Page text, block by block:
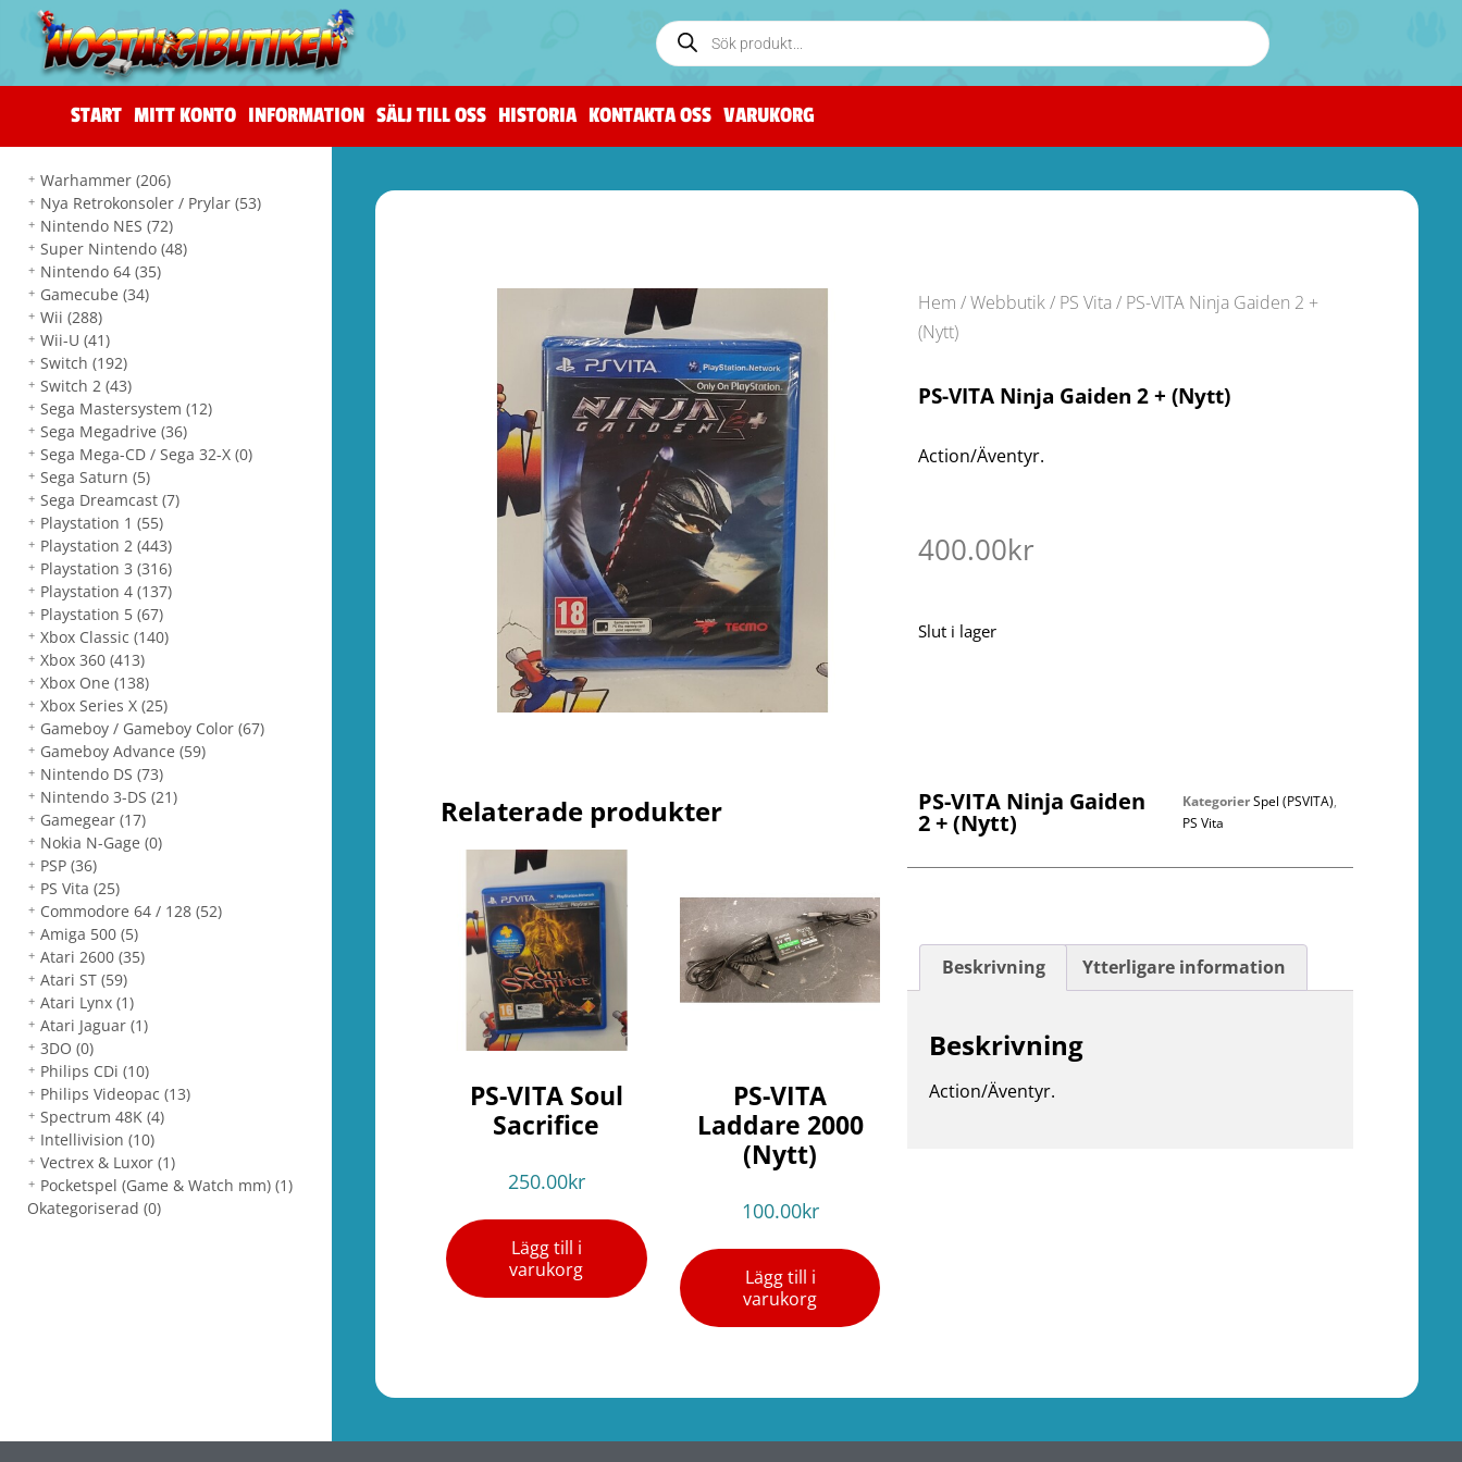
START MITT KONTO INFORMATION SÄLJ TILL OSS HISTORIA KONTAKTA OSS VARUKORG
Warhammer(206)
Nya Retrokonsoler / Prylar(53)
Nintendo NES(72)
Super Nintendo(48)
Nintendo 64(35)
Gamecube(34)
Wii(288)
Wii-U(41)
Switch(192)
Switch 2(43)
Sega Mastersystem(12)
Sega Megadrive(36)
Sega Mega-CD / Sega 32-X(0)
Sega Saturn(5)
Sega Dreamcast(7)
Playstation 1(55)
Playstation 2(443)
Playstation 3(316)
Playstation 4(137)
Playstation 5(67)
Xbox Classic(140)
Xbox 360(413)
Xbox One(138)
Xbox Series X(25)
Gameboy / Gameboy Color(67)
Gameboy Advance(59)
Nintendo DS(73)
Nintendo 3-DS(21)
Gamegear(17)
Nokia N-Gage(0)
PSP(36)
PS Vita(25)
Commodore 64 / 128(52)
Amiga 500(5)
Atari 2600(35)
Atari ST(59)
Atari Lynx(1)
Atari Jaguar(1)
3DO(0)
Philips CDi(10)
Philips Videopac(13)
Spectrum 48K(4)
Intellivision(10)
Vectrex & Luxor(1)
Pocketspel (Game & Watch mm)(1)
Okategoriserad (0)
Hem /Webbutik/ PS Vita / PS-VITA Ninja Gaiden 2 +
(Nytt)
PS-VITA Ninja Gaiden 2 + (Nytt)
Action/Äventyr.
400.00kr
Slut i lager
Relaterade produkter
PS-VITA Soul
Sacrifice
250.00kr
Lägg till i
varukorg
PS-VITA
Laddare 2000
(Nytt)
100.00kr
Lägg till i
varukorg
PS-VITA Ninja Gaiden
2 + (Nytt)
KategorierSpel (PSVITA),
PS Vita
Beskrivning Ytterligare information
Beskrivning
Action/Äventyr.